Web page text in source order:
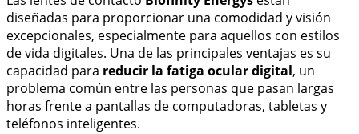
diseñadas para proporcionar una comodidad y visión
excepcionales, especialmente para aquellos con estilos
de vida digitales. Una de las principales ventajas es su
capacidad para reducir la fatiga ocular digital, un
problema común entre las personas que pasan largas
horas frente a pantallas de computadoras, tabletas y
teléfonos inteligentes.